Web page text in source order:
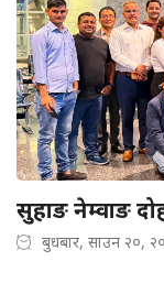
सुहाङ नेम्वाङ
बुधबार, साउन २०,